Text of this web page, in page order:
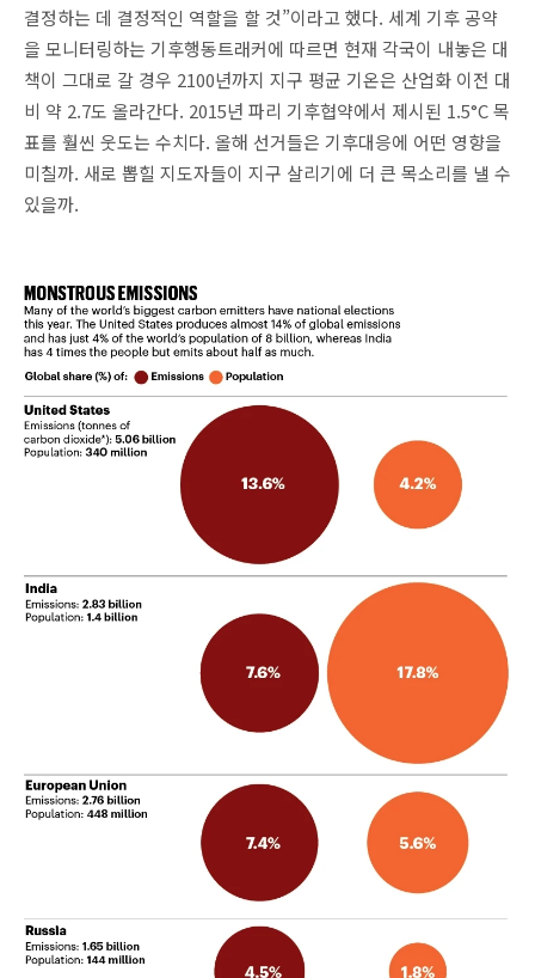
결정하는 데 결정적인 역할을 할 것”이라고 했다. 세계 기후 공약
을 모니터링하는 기후행동트래커에 따르면 현재 각국이 내놓은 대
책이 그대로 갈 경우 2100년까지 지구 평균 기온은 산업화 이전 대
비 약 2.7도 올라간다. 2015년 파리 기후협약에서 제시된 1.5°C 목
표를 훨씬 웃도는 수치다. 올해 선거들은 기후대응에 어떤 영향을
미칠까. 새로 뽑힐 지도자들이 지구 살리기에 더 큰 목소리를 낼 수
있을까.